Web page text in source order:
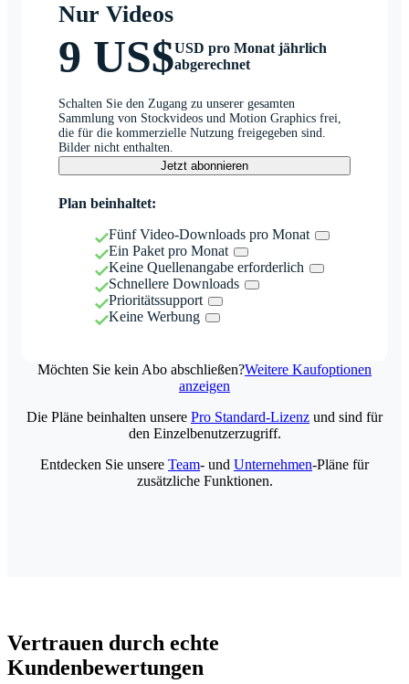
Nur Videos
9 US$USD pro Monat jährlich
abgerechnet
Schalten Sie den Zugang zu unserer gesamten
Sammlung von Stockvideos und Motion Graphics frei,
die für die kommerzielle Nutzung freigegeben sind.
Bilder nicht enthalten.
Jetzt abonnieren
Plan beinhaltet:
Fünf Video-Downloads pro Monat
Ein Paket pro Monat
Keine Quellenangabe erforderlich
Schnellere Downloads
Prioritätssupport
Keine Werbung
Möchten Sie kein Abo abschließen?Weitere Kaufoptionen
anzeigen
Die Pläne beinhalten unsere Pro Standard-Lizenz und sind für
den Einzelbenutzerzugriff.
Entdecken Sie unsere Team- und Unternehmen-Pläne für
zusätzliche Funktionen.
Vertrauen durch echte
Kundenbewertungen